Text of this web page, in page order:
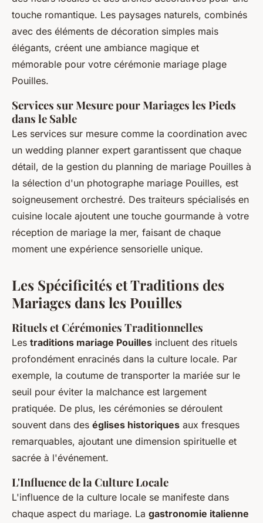
touche romantique. Les paysages naturels, combinés
avec des éléments de décoration simples mais
élégants, créent une ambiance magique et
mémorable pour votre cérémonie mariage plage
Pouilles.
Services sur Mesure pour Mariages les Pieds
dans le Sable
Les services sur mesure comme la coordination avec
un wedding planner expert garantissent que chaque
détail, de la gestion du planning de mariage Pouilles à
la sélection d'un photographe mariage Pouilles, est
soigneusement orchestré. Des traiteurs spécialisés en
cuisine locale ajoutent une touche gourmande à votre
réception de mariage la mer, faisant de chaque
moment une expérience sensorielle unique.
Les Spécificités et Traditions des
Mariages dans les Pouilles
Rituels et Cérémonies Traditionnelles
Les traditions mariage Pouilles incluent des rituels
profondément enracinés dans la culture locale. Par
exemple, la coutume de transporter la mariée sur le
seuil pour éviter la malchance est largement
pratiquée. De plus, les cérémonies se déroulent
souvent dans des églises historiques aux fresques
remarquables, ajoutant une dimension spirituelle et
sacrée à l'événement.
L'Influence de la Culture Locale
L'influence de la culture locale se manifeste dans
chaque aspect du mariage. La gastronomie italienne